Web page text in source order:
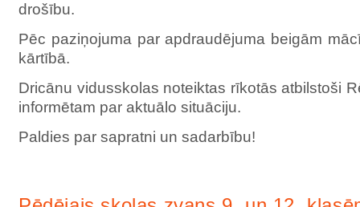
drošību.
Pēc paziņojuma par apdraudējuma beigām
kārtībā.
Dricānu vidusskolas noteiktas rīkotās atbilstoši
informētam par aktuālo situāciju.
Paldies par sapratni un sadarbību!